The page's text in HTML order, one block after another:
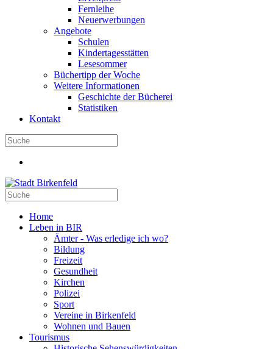
Fernleihe
Neuerwerbungen
Angebote
Schulen
Kindertagesstätten
Lesesommer
Büchertipp der Woche
Weitere Informationen
Geschichte der Bücherei
Statistiken
Kontakt
Home
Leben in BIR
Ämter - Was erledige ich wo?
Bildung
Freizeit
Gesundheit
Kirchen
Polizei
Sport
Vereine in Birkenfeld
Wohnen und Bauen
Tourismus